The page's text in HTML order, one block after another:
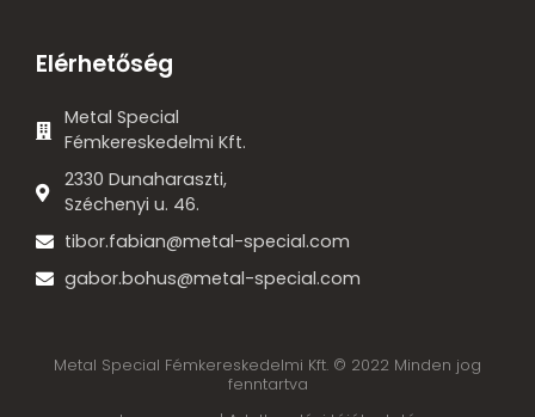
Elérhetőség
Metal Special
Fémkereskedelmi Kft.
2330 Dunaharaszti,
Széchenyi u. 46.
tibor.fabian@metal-special.com
gabor.bohus@metal-special.com
Metal Special Fémkereskedelmi Kft. © 2022 Minden jog
fenntartva